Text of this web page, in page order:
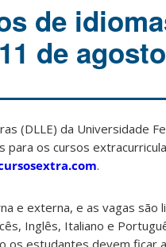
de
de agosto
(DLLE) da Universidade
para os cursos
.
e externa, e as vagas são
Inglês, Italiano e